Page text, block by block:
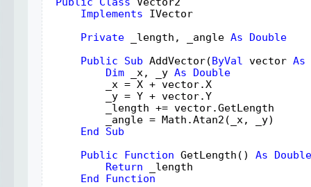
Implements
IVector
Private
_length , _angle As
Double
Public
Sub AddVector(ByVal vector As
Dim
_x , _y As
Double
_x = X + vector.X
_y = Y + vector.Y
_length += vector.GetLength
_angle = Math .Atan2 ( _x , _y)
End
Sub
Public
Function GetLength () As
Double
Return
_length
End
Function